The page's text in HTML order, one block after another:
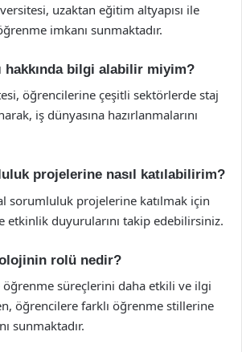
uzaktan eğitim altyapısı ile
imkanı sunmaktadır.
hakkında bilgi alabilir miyim?
öğrencilerine çeşitli sektörlerde staj
iş dünyasına hazırlanmalarını
projelerine nasıl katılabilirim?
sorumluluk projelerine katılmak için
etkinlik duyurularını takip edebilirsiniz.
rolü nedir?
süreçlerini daha etkili ve ilgi
öğrencilere farklı öğrenme stillerine
sunmaktadır.